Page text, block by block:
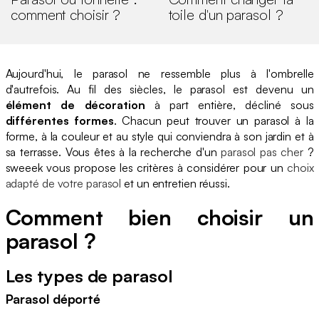
comment choisir ?
toile d'un parasol ?
Aujourd'hui, le parasol ne ressemble plus à l'ombrelle
d'autrefois. Au fil des siècles, le parasol est devenu un
élément de décoration à part entière, décliné sous
différentes formes. Chacun peut trouver un parasol à la
forme, à la couleur et au style qui conviendra à son jardin et à
sa terrasse. Vous êtes à la recherche d'unparasol pas cher?
sweeek vous propose les critères à considérer pour un choix
adapté de votre parasol et un entretien réussi.
Comment bien choisir un
parasol ?
Les types de parasol
Parasol déporté